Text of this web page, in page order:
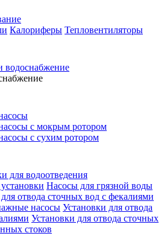
Калориферы Тепловентиляторы
водоснабжение
с мокрым ротором
с сухим ротором
для водоотведения
Насосы для грязной воды
отвода сточных вод c фекалиями
насосы Установки для отвода
Установки для отвода сточных
стоков